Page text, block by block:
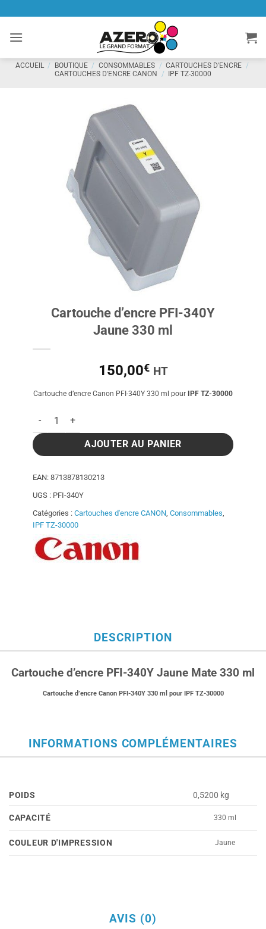
contenu
ACCUEIL / BOUTIQUE / CONSOMMABLES / CARTOUCHES D'ENCRE /
CARTOUCHES D'ENCRE CANON
/ IPF TZ-30000
Cartouche d’encre PFI-340Y
Jaune 330 ml
150,00€ HT
Cartouche d’encre Canon PFI-340Y 330 ml pour IPF TZ-30000
quantité de Cartouche d'encre PFI-340Y Jaune 330 ml
AJOUTER AU PANIER
EAN: 8713878130213
UGS : PFI-340Y
Catégories : Cartouches d'encre CANON Consommables
IPF TZ-30000
DESCRIPTION
Cartouche d’encre PFI-340Y Jaune Mate 330 ml
Cartouche d’encre Canon PFI-340Y 330 ml pourIPF TZ-30000
INFORMATIONS COMPLÉMENTAIRES
POIDS 0,5200 kg
CAPACITÉ 330 ml
COULEUR D'IMPRESSION Jaune
AVIS (0)